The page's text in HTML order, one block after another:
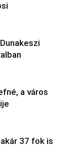
a város
37 fok is